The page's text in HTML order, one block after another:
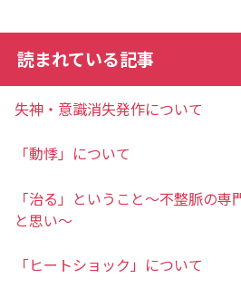
読まれている記事
失神・意識消失発作について
「動悸」について
「治る」ということ～不整脈の専
と思い～
「ヒートショック」について